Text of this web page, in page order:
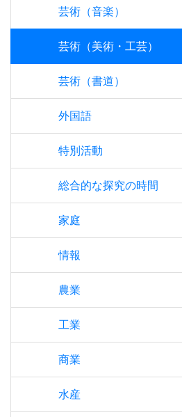
芸術（音楽）
芸術（美術・工芸）
芸術（書道）
外国語
特別活動
総合的な探究の時間
家庭
情報
農業
工業
商業
水産